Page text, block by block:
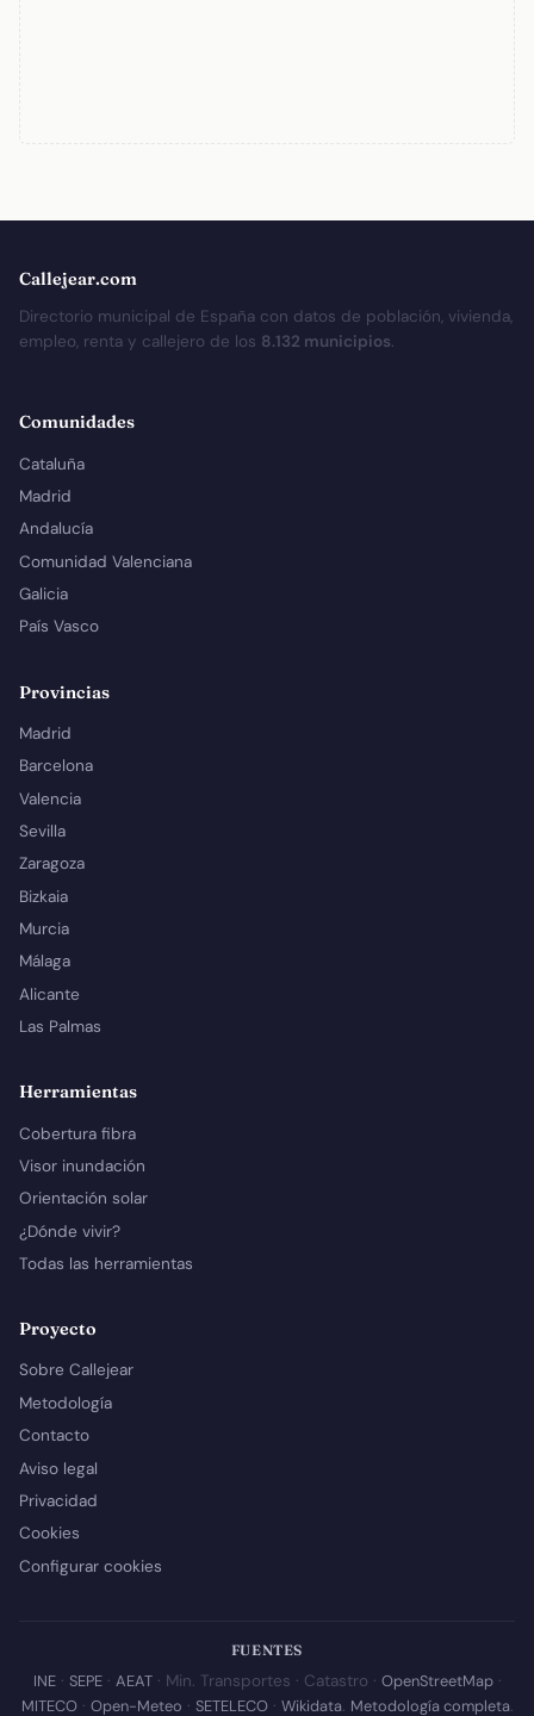
Callejear.com
Directorio municipal de España con datos de población, vivienda,
empleo, renta y callejero de los 8.132 municipios.
Comunidades
Cataluña
Madrid
Andalucía
Comunidad Valenciana
Galicia
País Vasco
Provincias
Madrid
Barcelona
Valencia
Sevilla
Zaragoza
Bizkaia
Murcia
Málaga
Alicante
Las Palmas
Herramientas
Cobertura fibra
Visor inundación
Orientación solar
¿Dónde vivir?
Todas las herramientas
Proyecto
Sobre Callejear
Metodología
Contacto
Aviso legal
Privacidad
Cookies
Configurar cookies
FUENTES
INE· SEPE· AEAT· Min. Transportes · Catastro · OpenStreetMap·
MITECO· Open-Meteo · SETELECO· Wikidata. Metodología completa.